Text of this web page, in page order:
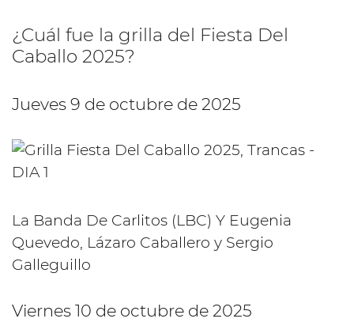
¿Cuál fue la grilla del Fiesta Del
Caballo 2025?
Jueves 9 de octubre de 2025
La Banda De Carlitos (LBC) Y Eugenia
Quevedo, Lázaro Caballero y Sergio
Galleguillo
Viernes 10 de octubre de 2025